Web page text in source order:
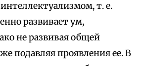
т. е.
развивает ум,
не развивая общей
подавляя проявления ее. В